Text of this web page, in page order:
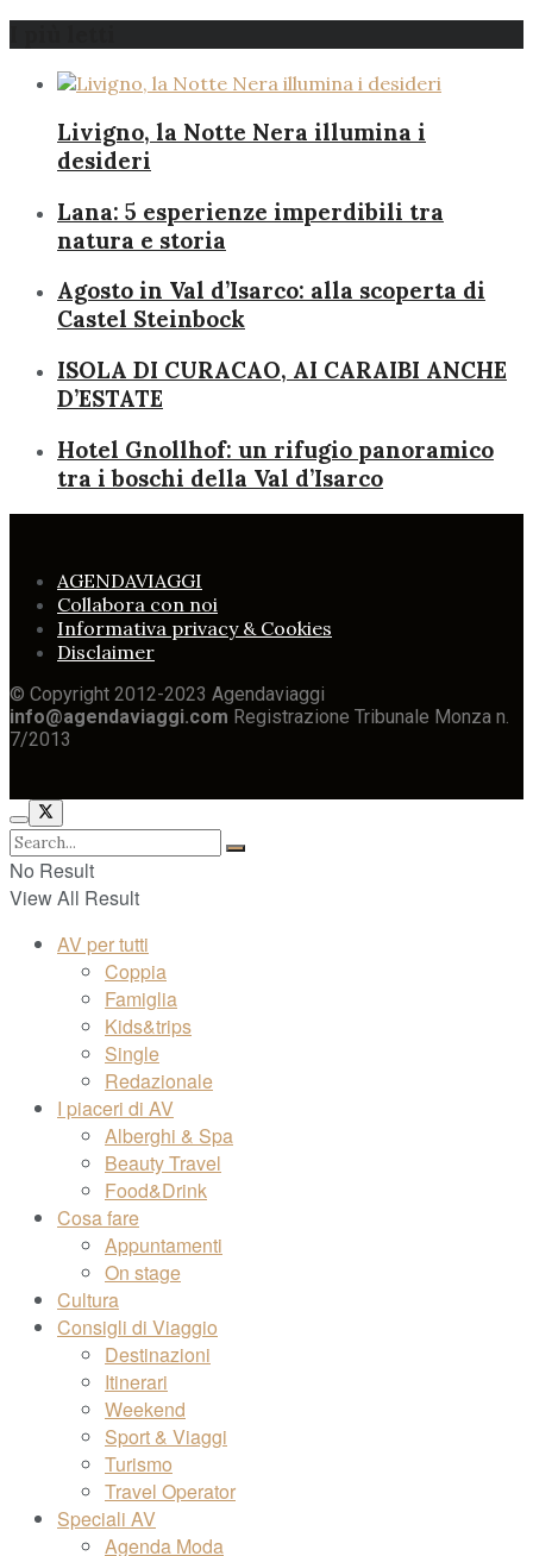
Livigno, la Notte Nera illumina i
desideri
Lana: 5 esperienze imperdibili tra
natura e storia
Agosto in Val d’Isarco: alla scoperta di
Castel Steinbock
ISOLA DI CURACAO, AI CARAIBI ANCHE
D’ESTATE
Hotel Gnollhof: un rifugio panoramico
tra i boschi della Val d’Isarco
AGENDAVIAGGI
Collabora con noi
Informativa privacy & Cookies
Disclaimer
© Copyright 2012-2023 Agendaviaggi
info@agendaviaggi.com Registrazione Tribunale Monza n.
7/2013
No Result
View All Result
AV per tutti
Coppia
Famiglia
Kids&trips
Single
Redazionale
I piaceri di AV
Alberghi & Spa
Beauty Travel
Food&Drink
Cosa fare
Appuntamenti
On stage
Cultura
Consigli di Viaggio
Destinazioni
Itinerari
Weekend
Sport & Viaggi
Turismo
Travel Operator
Speciali AV
Agenda Moda